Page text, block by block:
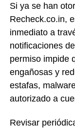
Si ya se han
Recheck.co.in,
inmediato a
notificaciones
permiso impide
engañosas y
estafas,
autorizado a
Revisar